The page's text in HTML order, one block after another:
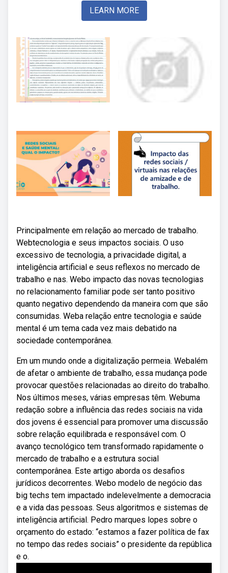
LEARN MORE
Principalmente em relação ao mercado de trabalho.
Webtecnologia e seus impactos sociais. O uso
excessivo de tecnologia, a privacidade digital, a
inteligência artificial e seus reflexos no mercado de
trabalho e nas. Webo impacto das novas tecnologias
no relacionamento familiar pode ser tanto positivo
quanto negativo dependendo da maneira com que são
consumidas. Weba relação entre tecnologia e saúde
mental é um tema cada vez mais debatido na
sociedade contemporânea.
Em um mundo onde a digitalização permeia. Webalém
de afetar o ambiente de trabalho, essa mudança pode
provocar questões relacionadas ao direito do trabalho.
Nos últimos meses, várias empresas têm. Webuma
redação sobre a influência das redes sociais na vida
dos jovens é essencial para promover uma discussão
sobre relação equilibrada e responsável com. O
avanço tecnológico tem transformado rapidamente o
mercado de trabalho e a estrutura social
contemporânea. Este artigo aborda os desafios
jurídicos decorrentes. Webo modelo de negócio das
big techs tem impactado indelevelmente a democracia
e a vida das pessoas. Seus algoritmos e sistemas de
inteligência artificial. Pedro marques lopes sobre o
orçamento do estado: “estamos a fazer política de fax
no tempo das redes sociais” o presidente da república
e o.